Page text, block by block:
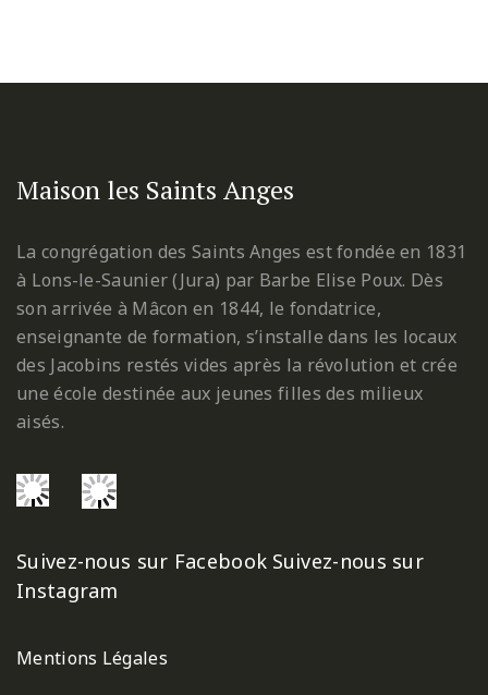
Maison les Saints Anges
La congrégation des Saints Anges est fondée en 1831
à Lons-le-Saunier (Jura) par Barbe Elise Poux. Dès
son arrivée à Mâcon en 1844, le fondatrice,
enseignante de formation, s’installe dans les locaux
des Jacobins restés vides après la révolution et crée
une école destinée aux jeunes filles des milieux
aisés.
Suivez-nous sur Facebook Suivez-nous sur
Instagram
Mentions Légales